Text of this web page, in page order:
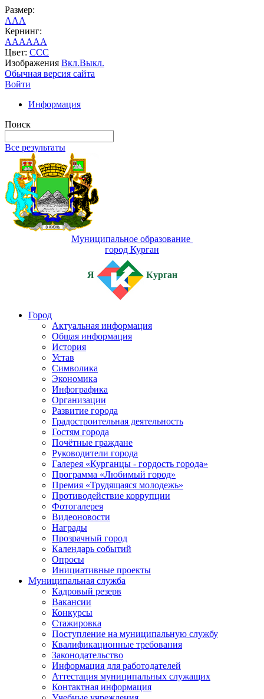
Размер:
AAA
Кернинг:
AAAAAA
Цвет: CCC
Изображения Вкл.Выкл.
Обычная версия сайта
Войти
Информация
Поиск
Все результаты
Муниципальное образование
город Курган
Я Курган
Город
Актуальная информация
Общая информация
История
Устав
Символика
Экономика
Инфографика
Организации
Развитие города
Градостроительная деятельность
Гостям города
Почётные граждане
Руководители города
Галерея «Курганцы - гордость города»
Программа «Любимый город»
Премия «Трудящаяся молодежь»
Противодействие коррупции
Фотогалерея
Видеоновости
Награды
Прозрачный город
Календарь событий
Опросы
Инициативные проекты
Муниципальная служба
Кадровый резерв
Вакансии
Конкурсы
Стажировка
Поступление на муниципальную службу
Квалификационные требования
Законодательство
Информация для работодателей
Аттестация муниципальных служащих
Контактная информация